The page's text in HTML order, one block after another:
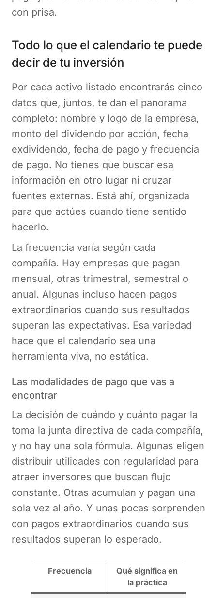
con prisa.
Todo lo que el calendario te puede
decir de tu inversión
Por cada activo listado encontrarás cinco
datos que, juntos, te dan el panorama
completo: nombre y logo de la empresa,
monto del dividendo por acción, fecha
exdividendo, fecha de pago y frecuencia
de pago. No tienes que buscar esa
información en otro lugar ni cruzar
fuentes externas. Está ahí, organizada
para que actúes cuando tiene sentido
hacerlo.
La frecuencia varía según cada
compañía. Hay empresas que pagan
mensual, otras trimestral, semestral o
anual. Algunas incluso hacen pagos
extraordinarios cuando sus resultados
superan las expectativas. Esa variedad
hace que el calendario sea una
herramienta viva, no estática.
Las modalidades de pago que vas a
encontrar
La decisión de cuándo y cuánto pagar la
toma la junta directiva de cada compañía,
y no hay una sola fórmula. Algunas eligen
distribuir utilidades con regularidad para
atraer inversores que buscan flujo
constante. Otras acumulan y pagan una
sola vez al año. Y unas pocas sorprenden
con pagos extraordinarios cuando sus
resultados superan lo esperado.
Frecuencia
Qué significa en
la práctica